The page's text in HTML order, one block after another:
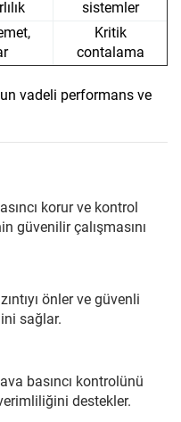
sistemler
Kritik
contalama
vadeli performans ve
korur ve kontrol
güvenilir çalışmasını
önler ve güvenli
sağlar.
basıncı kontrolünü
destekler.